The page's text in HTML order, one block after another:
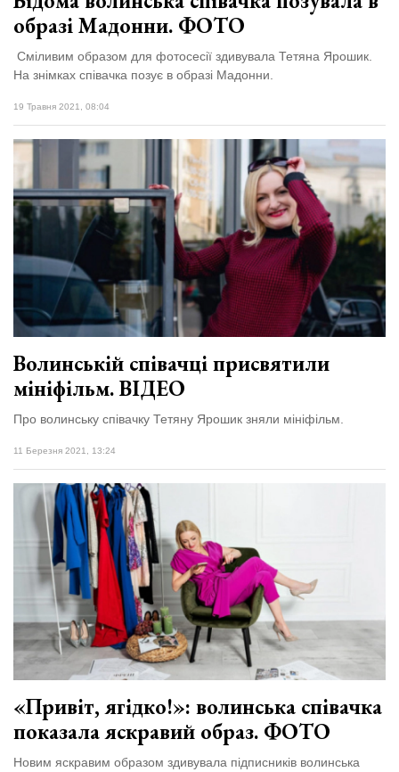
образі Мадонни. ФОТО
Сміливим образом для фотосесії здивувала Тетяна Ярошик.
На знімках співачка позує в образі Мадонни.
19 Травня 2021, 08:04
Волинській співачці присвятили
мініфільм. ВІДЕО
Про волинську співачку Тетяну Ярошик зняли мініфільм.
11 Березня 2021, 13:24
«Привіт, ягідко!»: волинська співачка
показала яскравий образ. ФОТО
Новим яскравим образом здивувала підписників волинська